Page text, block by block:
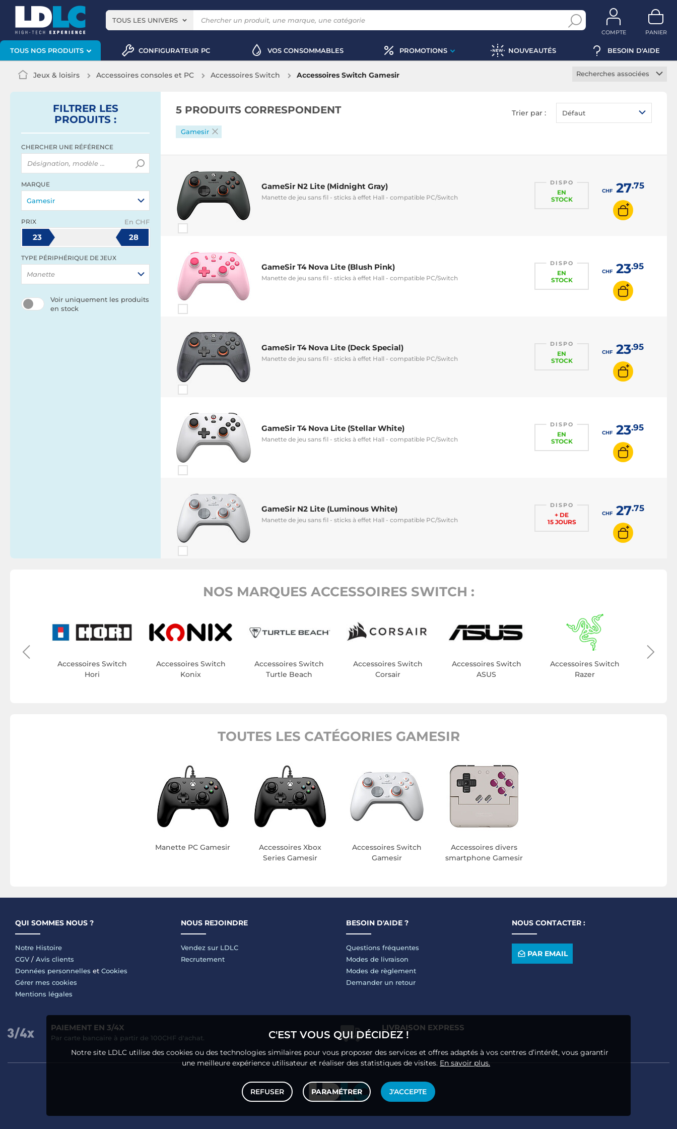
TOUS LES UNIVERS
COMPTE PANIER
TOUS NOS PRODUITS CONFIGURATEUR PC VOS CONSOMMABLES PROMOTIONS NOUVEAUTÉS BESOIN D'AIDE
Jeux & loisirs Accessoires consoles et PC Accessoires Switch Accessoires Switch Gamesir
Recherches associées
Casque Switch
Carte mémoire Switch
FILTRER LES
PRODUITS :
CHERCHER UNE RÉFÉRENCE
MARQUE
Gamesir
PRIX En CHF
23 28
TYPE PÉRIPHÉRIQUE DE JEUX
Manette
Voir uniquement les produits
en stock
5 PRODUITS CORRESPONDENT Trier par : Défaut
Gamesir
GameSir N2 Lite (Midnight Gray)
Manette de jeu sans fil - sticks à effet Hall - compatible PC/Switch
DISPO
EN
STOCK
CHF27.75
GameSir T4 Nova Lite (Blush Pink)
Manette de jeu sans fil - sticks à effet Hall - compatible PC/Switch
DISPO
EN
STOCK
CHF23.95
GameSir T4 Nova Lite (Deck Special)
Manette de jeu sans fil - sticks à effet Hall - compatible PC/Switch
DISPO
EN
STOCK
CHF23.95
GameSir T4 Nova Lite (Stellar White)
Manette de jeu sans fil - sticks à effet Hall - compatible PC/Switch
DISPO
EN
STOCK
CHF23.95
GameSir N2 Lite (Luminous White)
Manette de jeu sans fil - sticks à effet Hall - compatible PC/Switch
DISPO
+ DE
15 JOURS
CHF27.75
NOS MARQUES ACCESSOIRES SWITCH :
Accessoires Switch
Hori
Accessoires Switch
Konix
Accessoires Switch
Turtle Beach
Accessoires Switch
Corsair
Accessoires Switch
ASUS
Accessoires Switch
Razer
TOUTES LES CATÉGORIES GAMESIR
Manette PC Gamesir
Accessoires Xbox
Series Gamesir
Accessoires Switch
Gamesir
Accessoires divers
smartphone Gamesir
QUI SOMMES NOUS ?
Notre Histoire
CGV / Avis clients
Données personnelles et Cookies
Gérer mes cookies
Mentions légales
NOUS REJOINDRE
Vendez sur LDLC
Recrutement
BESOIN D'AIDE ?
Questions fréquentes
Modes de livraison
Modes de règlement
Demander un retour
NOUS CONTACTER :
PAR EMAIL
PAIEMENT EN 3/4X
Par carte bancaire à partir de 100CHF d'achat.
LIVRAISON EXPRESS
C'EST VOUS QUI DÉCIDEZ !
Notre site LDLC utilise des cookies ou des technologies similaires pour vous proposer des services et offres adaptés à vos centres d’intérêt, vous garantir
une meilleure expérience utilisateur et réaliser des statistiques de visites. En savoir plus.
REFUSER PARAMÉTRER J'ACCEPTE